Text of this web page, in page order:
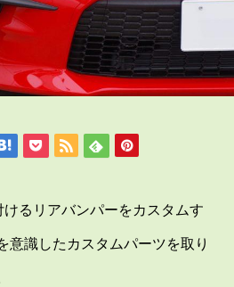
けるリアバンパーをカスタムす
意識したカスタムパーツを取り